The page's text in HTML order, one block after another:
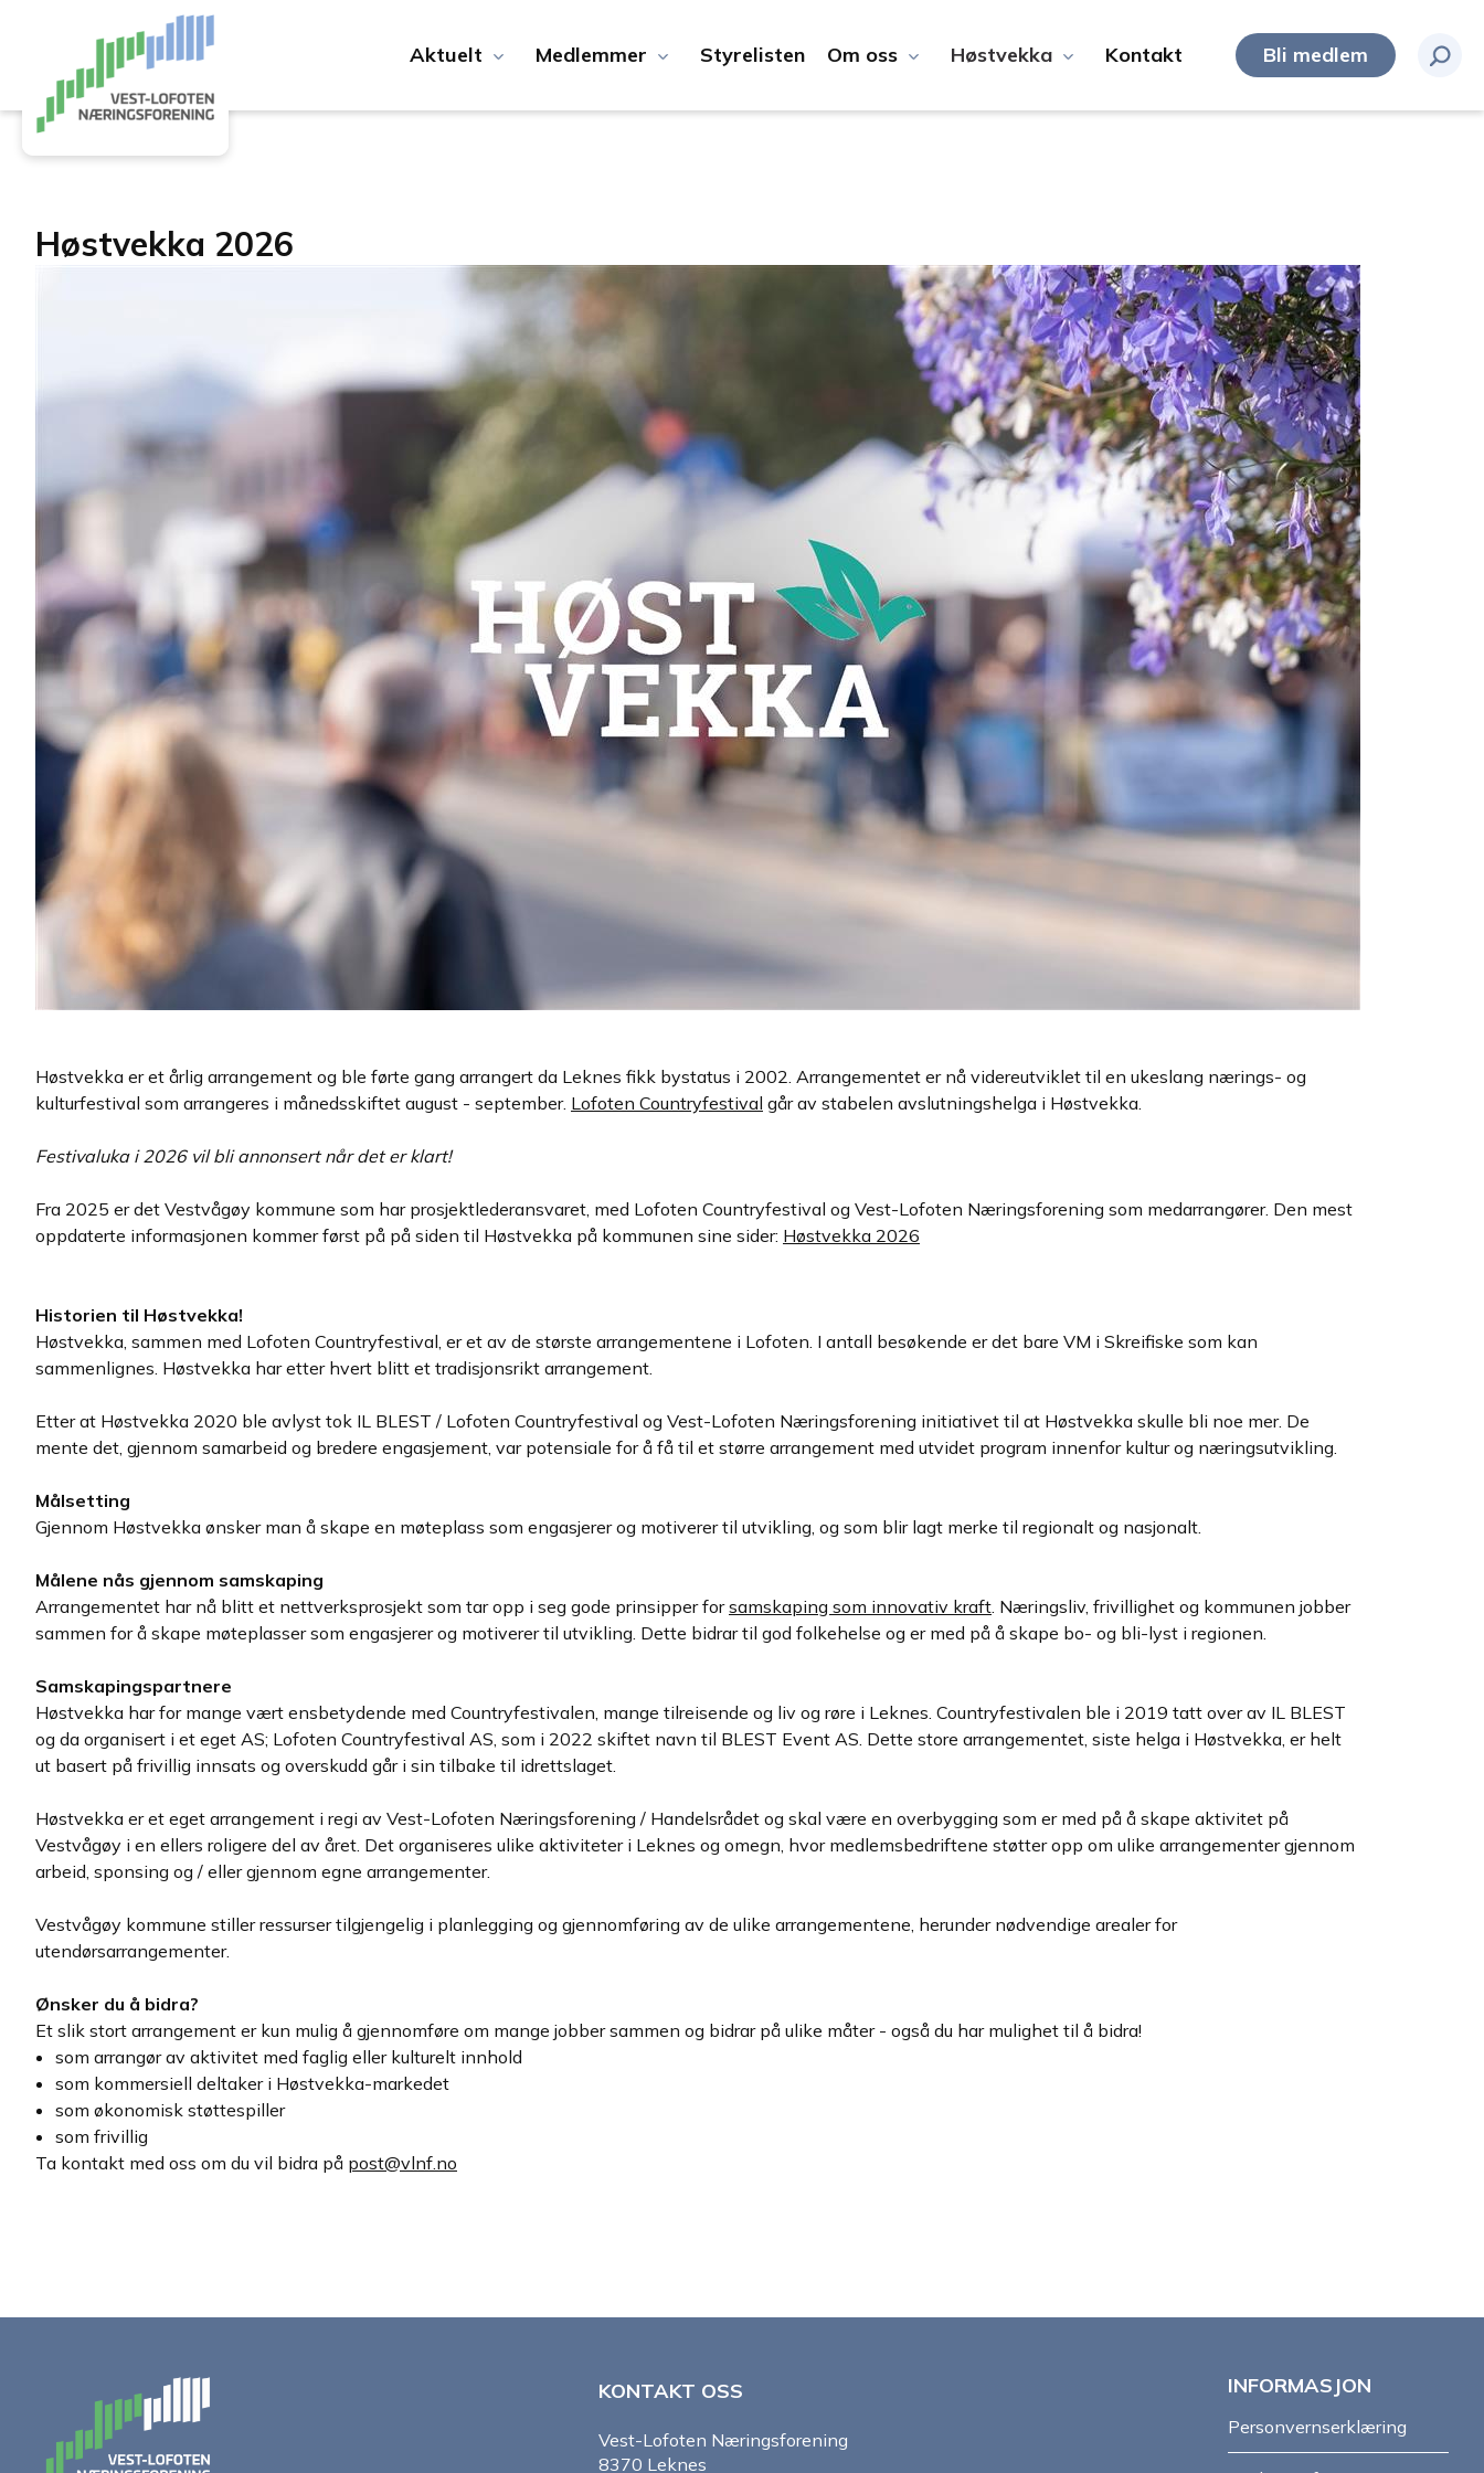
Bli medlem
Aktuelt Medlemmer Styrelisten Om oss Høstvekka Kontakt
Høstvekka 2026
Høstvekka er et årlig arrangement og ble førte gang arrangert da Leknes fikk bystatus i 2002. Arrangementet er nå videreutviklet til en ukeslang nærings- og
kulturfestival som arrangeres i månedsskiftet august - september. Lofoten Countryfestival går av stabelen avslutningshelga i Høstvekka.
Festivaluka i 2026 vil bli annonsert når det er klart!
Fra 2025 er det Vestvågøy kommune som har prosjektlederansvaret, med Lofoten Countryfestival og Vest-Lofoten Næringsforening som medarrangører. Den mest
oppdaterte informasjonen kommer først på på siden til Høstvekka på kommunen sine sider: Høstvekka 2026
Historien til Høstvekka!
Høstvekka, sammen med Lofoten Countryfestival, er et av de største arrangementene i Lofoten. I antall besøkende er det bare VM i Skreifiske som kan
sammenlignes. Høstvekka har etter hvert blitt et tradisjonsrikt arrangement.
Etter at Høstvekka 2020 ble avlyst tok IL BLEST / Lofoten Countryfestival og Vest-Lofoten Næringsforening initiativet til at Høstvekka skulle bli noe mer. De
mente det, gjennom samarbeid og bredere engasjement, var potensiale for å få til et større arrangement med utvidet program innenfor kultur og næringsutvikling.
Målsetting
Gjennom Høstvekka ønsker man å skape en møteplass som engasjerer og motiverer til utvikling, og som blir lagt merke til regionalt og nasjonalt.
Målene nås gjennom samskaping
Arrangementet har nå blitt et nettverksprosjekt som tar opp i seg gode prinsipper forsamskaping som innovativ kraft. Næringsliv, frivillighet og kommunen jobber
sammen for å skape møteplasser som engasjerer og motiverer til utvikling. Dette bidrar til god folkehelse og er med på å skape bo- og bli-lyst i regionen.
Samskapingspartnere
Høstvekka har for mange vært ensbetydende med Countryfestivalen, mange tilreisende og liv og røre i Leknes. Countryfestivalen ble i 2019 tatt over av IL BLEST
og da organisert i et eget AS; Lofoten Countryfestival AS, som i 2022 skiftet navn til BLEST Event AS. Dette store arrangementet, siste helga i Høstvekka, er helt
ut basert på frivillig innsats og overskudd går i sin tilbake til idrettslaget.
Høstvekka er et eget arrangement i regi av Vest-Lofoten Næringsforening / Handelsrådet og skal være en overbygging som er med på å skape aktivitet på
Vestvågøy i en ellers roligere del av året. Det organiseres ulike aktiviteter i Leknes og omegn, hvor medlemsbedriftene støtter opp om ulike arrangementer gjennom
arbeid, sponsing og / eller gjennom egne arrangementer.
Vestvågøy kommune stiller ressurser tilgjengelig i planlegging og gjennomføring av de ulike arrangementene, herunder nødvendige arealer for
utendørsarrangementer.
Ønsker du å bidra?
Et slik stort arrangement er kun mulig å gjennomføre om mange jobber sammen og bidrar på ulike måter - også du har mulighet til å bidra!
som arrangør av aktivitet med faglig eller kulturelt innhold
som kommersiell deltaker i Høstvekka-markedet
som økonomisk støttespiller
som frivillig
Ta kontakt med oss om du vil bidra på post@vlnf.no
KONTAKT OSS
Vest-Lofoten Næringsforening
8370 Leknes
INFORMASJON
Personvernserklæring